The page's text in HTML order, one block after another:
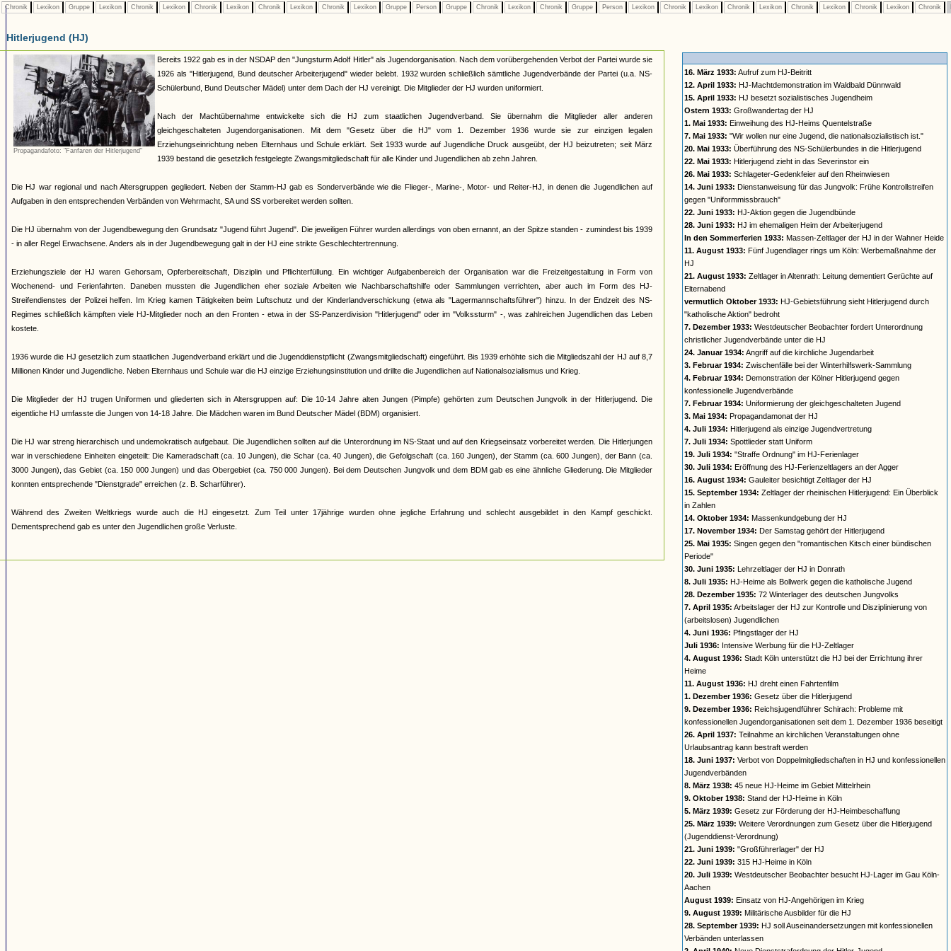
Chronik Lexikon Gruppe Lexikon Chronik Lexikon Chronik Lexikon Chronik Lexikon Chronik Lexikon Gruppe Person Gruppe Chronik Lexikon Chronik Gruppe Person Lexikon Chronik Lexikon Chronik Lexikon Chronik Lexikon Chronik Lexikon Chronik
Hitlerjugend (HJ)
Propagandafoto: "Fanfaren der Hitlerjugend"
Bereits 1922 gab es in der NSDAP den "Jungsturm Adolf Hitler" als Jugendorganisation. Nach dem vorübergehenden Verbot der Partei wurde sie
1926 als "Hitlerjugend, Bund deutscher Arbeiterjugend" wieder belebt. 1932 wurden schließlich sämtliche Jugendverbände der Partei (u.a. NS-
Schülerbund, Bund Deutscher Mädel) unter dem Dach der HJ vereinigt. Die Mitglieder der HJ wurden uniformiert.
Nach der Machtübernahme entwickelte sich die HJ zum staatlichen Jugendverband. Sie übernahm die Mitglieder aller anderen
gleichgeschalteten Jugendorganisationen. Mit dem "Gesetz über die HJ" vom 1. Dezember 1936 wurde sie zur einzigen legalen
Erziehungseinrichtung neben Elternhaus und Schule erklärt. Seit 1933 wurde auf Jugendliche Druck ausgeübt, der HJ beizutreten; seit März
1939 bestand die gesetzlich festgelegte Zwangsmitgliedschaft für alle Kinder und Jugendlichen ab zehn Jahren.
Die HJ war regional und nach Altersgruppen gegliedert. Neben der Stamm-HJ gab es Sonderverbände wie die Flieger-, Marine-, Motor- und Reiter-HJ, in denen die Jugendlichen auf
Aufgaben in den entsprechenden Verbänden von Wehrmacht, SA und SS vorbereitet werden sollten.
Die HJ übernahm von der Jugendbewegung den Grundsatz "Jugend führt Jugend". Die jeweiligen Führer wurden allerdings von oben ernannt, an der Spitze standen - zumindest bis 1939
- in aller Regel Erwachsene. Anders als in der Jugendbewegung galt in der HJ eine strikte Geschlechtertrennung.
Erziehungsziele der HJ waren Gehorsam, Opferbereitschaft, Disziplin und Pflichterfüllung. Ein wichtiger Aufgabenbereich der Organisation war die Freizeitgestaltung in Form von
Wochenend- und Ferienfahrten. Daneben mussten die Jugendlichen eher soziale Arbeiten wie Nachbarschaftshilfe oder Sammlungen verrichten, aber auch im Form des HJ-
Streifendienstes der Polizei helfen. Im Krieg kamen Tätigkeiten beim Luftschutz und der Kinderlandverschickung (etwa als "Lagermannschaftsführer") hinzu. In der Endzeit des NS-
Regimes schließlich kämpften viele HJ-Mitglieder noch an den Fronten - etwa in der SS-Panzerdivision "Hitlerjugend" oder im "Volkssturm" -, was zahlreichen Jugendlichen das Leben
kostete.
1936 wurde die HJ gesetzlich zum staatlichen Jugendverband erklärt und die Jugenddienstpflicht (Zwangsmitgliedschaft) eingeführt. Bis 1939 erhöhte sich die Mitgliedszahl der HJ auf 8,7
Millionen Kinder und Jugendliche. Neben Elternhaus und Schule war die HJ einzige Erziehungsinstitution und drillte die Jugendlichen auf Nationalsozialismus und Krieg.
Die Mitglieder der HJ trugen Uniformen und gliederten sich in Altersgruppen auf: Die 10-14 Jahre alten Jungen (Pimpfe) gehörten zum Deutschen Jungvolk in der Hitlerjugend. Die
eigentliche HJ umfasste die Jungen von 14-18 Jahre. Die Mädchen waren im Bund Deutscher Mädel (BDM) organisiert.
Die HJ war streng hierarchisch und undemokratisch aufgebaut. Die Jugendlichen sollten auf die Unterordnung im NS-Staat und auf den Kriegseinsatz vorbereitet werden. Die Hitlerjungen
war in verschiedene Einheiten eingeteilt: Die Kameradschaft (ca. 10 Jungen), die Schar (ca. 40 Jungen), die Gefolgschaft (ca. 160 Jungen), der Stamm (ca. 600 Jungen), der Bann (ca.
3000 Jungen), das Gebiet (ca. 150 000 Jungen) und das Obergebiet (ca. 750 000 Jungen). Bei dem Deutschen Jungvolk und dem BDM gab es eine ähnliche Gliederung. Die Mitglieder
konnten entsprechende "Dienstgrade" erreichen (z. B. Scharführer).
Während des Zweiten Weltkriegs wurde auch die HJ eingesetzt. Zum Teil unter 17jährige wurden ohne jegliche Erfahrung und schlecht ausgebildet in den Kampf geschickt.
Dementsprechend gab es unter den Jugendlichen große Verluste.
16. März 1933: Aufruf zum HJ-Beitritt
12. April 1933: HJ-Machtdemonstration im Waldbald Dünnwald
15. April 1933: HJ besetzt sozialistisches Jugendheim
Ostern 1933: Großwandertag der HJ
1. Mai 1933: Einweihung des HJ-Heims Quentelstraße
7. Mai 1933: "Wir wollen nur eine Jugend, die nationalsozialistisch ist."
20. Mai 1933: Überführung des NS-Schülerbundes in die Hitlerjugend
22. Mai 1933: Hitlerjugend zieht in das Severinstor ein
26. Mai 1933: Schlageter-Gedenkfeier auf den Rheinwiesen
14. Juni 1933: Dienstanweisung für das Jungvolk: Frühe Kontrollstreifen
gegen "Uniformmissbrauch"
22. Juni 1933: HJ-Aktion gegen die Jugendbünde
28. Juni 1933: HJ im ehemaligen Heim der Arbeiterjugend
In den Sommerferien 1933: Massen-Zeltlager der HJ in der Wahner Heide
11. August 1933: Fünf Jugendlager rings um Köln: Werbemaßnahme der
HJ
21. August 1933: Zeltlager in Altenrath: Leitung dementiert Gerüchte auf
Elternabend
vermutlich Oktober 1933: HJ-Gebietsführung sieht Hitlerjugend durch
"katholische Aktion" bedroht
7. Dezember 1933: Westdeutscher Beobachter fordert Unterordnung
christlicher Jugendverbände unter die HJ
24. Januar 1934: Angriff auf die kirchliche Jugendarbeit
3. Februar 1934: Zwischenfälle bei der Winterhilfswerk-Sammlung
4. Februar 1934: Demonstration der Kölner Hitlerjugend gegen
konfessionelle Jugendverbände
7. Februar 1934: Uniformierung der gleichgeschalteten Jugend
3. Mai 1934: Propagandamonat der HJ
4. Juli 1934: Hitlerjugend als einzige Jugendvertretung
7. Juli 1934: Spottlieder statt Uniform
19. Juli 1934: "Straffe Ordnung" im HJ-Ferienlager
30. Juli 1934: Eröffnung des HJ-Ferienzeltlagers an der Agger
16. August 1934: Gauleiter besichtigt Zeltlager der HJ
15. September 1934: Zeltlager der rheinischen Hitlerjugend: Ein Überblick
in Zahlen
14. Oktober 1934: Massenkundgebung der HJ
17. November 1934: Der Samstag gehört der Hitlerjugend
25. Mai 1935: Singen gegen den "romantischen Kitsch einer bündischen
Periode"
30. Juni 1935: Lehrzeltlager der HJ in Donrath
8. Juli 1935: HJ-Heime als Bollwerk gegen die katholische Jugend
28. Dezember 1935: 72 Winterlager des deutschen Jungvolks
7. April 1935: Arbeitslager der HJ zur Kontrolle und Disziplinierung von
(arbeitslosen) Jugendlichen
4. Juni 1936: Pfingstlager der HJ
Juli 1936: Intensive Werbung für die HJ-Zeltlager
4. August 1936: Stadt Köln unterstützt die HJ bei der Errichtung ihrer
Heime
11. August 1936: HJ dreht einen Fahrtenfilm
1. Dezember 1936: Gesetz über die Hitlerjugend
9. Dezember 1936: Reichsjugendführer Schirach: Probleme mit
konfessionellen Jugendorganisationen seit dem 1. Dezember 1936 beseitigt
26. April 1937: Teilnahme an kirchlichen Veranstaltungen ohne
Urlaubsantrag kann bestraft werden
18. Juni 1937: Verbot von Doppelmitgliedschaften in HJ und konfessionellen
Jugendverbänden
8. März 1938: 45 neue HJ-Heime im Gebiet Mittelrhein
9. Oktober 1938: Stand der HJ-Heime in Köln
5. März 1939: Gesetz zur Förderung der HJ-Heimbeschaffung
25. März 1939: Weitere Verordnungen zum Gesetz über die Hitlerjugend
(Jugenddienst-Verordnung)
21. Juni 1939: "Großführerlager" der HJ
22. Juni 1939: 315 HJ-Heime in Köln
20. Juli 1939: Westdeutscher Beobachter besucht HJ-Lager im Gau Köln-
Aachen
August 1939: Einsatz von HJ-Angehörigen im Krieg
9. August 1939: Militärische Ausbilder für die HJ
28. September 1939: HJ soll Auseinandersetzungen mit konfessionellen
Verbänden unterlassen